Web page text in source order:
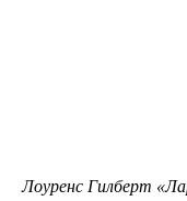
Лоуренс Гилберт